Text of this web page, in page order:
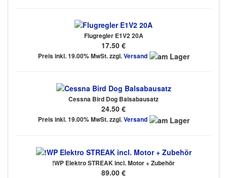
Flugregler E1V2 20A
17.50 €
Preis inkl. 19.00% MwSt. zzgl.Versand
Cessna Bird Dog Balsabausatz
24.50 €
Preis inkl. 19.00% MwSt. zzgl.Versand
!WP Elektro STREAK incl. Motor + Zubehör
89.00 €